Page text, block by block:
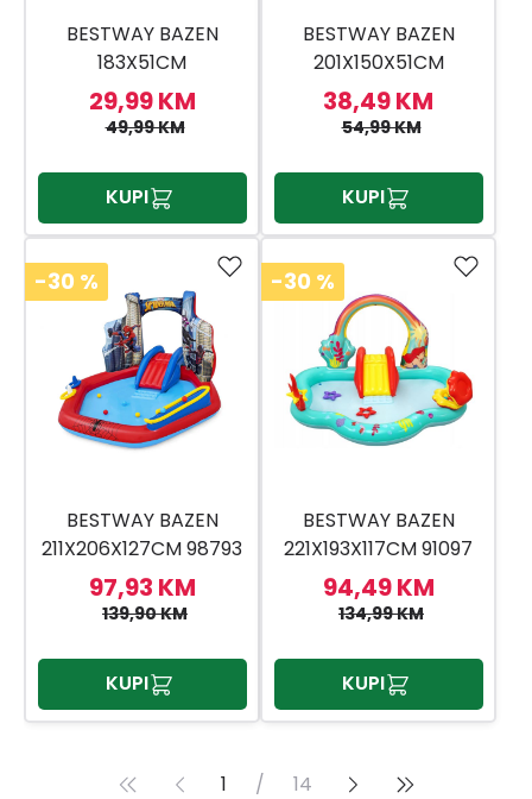
BESTWAY BAZEN
183X51CM
29,99 KM
49,99 KM
KUPI
BESTWAY BAZEN
201X150X51CM
38,49 KM
54,99 KM
KUPI
-30 %
BESTWAY BAZEN
211X206X127CM 98793
SPIDERMAN
97,93 KM
139,90 KM
KUPI
-30 %
BESTWAY BAZEN
221X193X117CM 91097
94,49 KM
134,99 KM
KUPI
1 / 14